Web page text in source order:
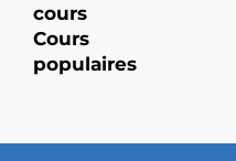
cours
Cours
populaires